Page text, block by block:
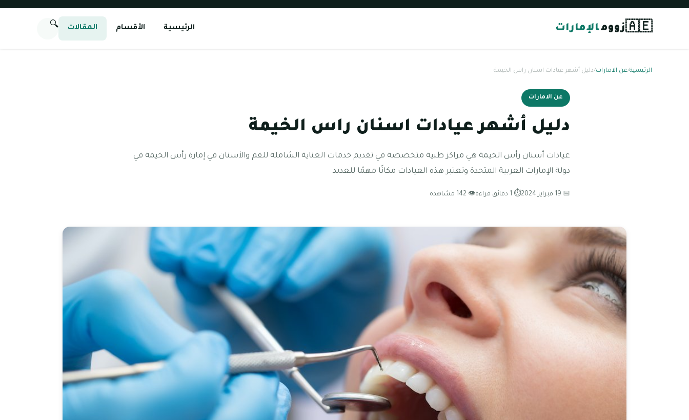
🇦🇪زوومالإمارات الرئيسية الأقسام المقالات 🔍
الرئيسية/عن الامارات/دليل أشهر عيادات اسنان راس الخيمة
عن الامارات
دليل أشهر عيادات اسنان راس الخيمة
عيادات أسنان رأس الخيمة هي مراكز طبية متخصصة في تقديم خدمات العناية الشاملة للفم والأسنان في إمارة رأس الخيمة في
دولة الإمارات العربية المتحدة وتعتبر هذه العيادات مكانًا مهمًا للعديد
📅 19 فبراير 2024 ⏱ 1 دقائق قراءة 👁 142 مشاهدة